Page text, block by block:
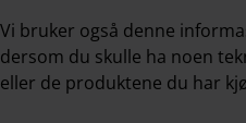
Vi bruker også denne
dersom du skulle ha noen
eller de produktene du har